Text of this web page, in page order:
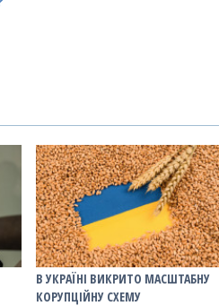
В УКРАЇНІ ВИКРИТО МАСШТАБНУ
КОРУПЦІЙНУ СХЕМУ